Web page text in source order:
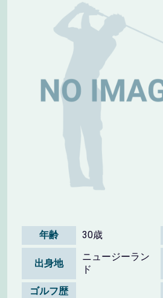
年齢 30歳
出身地
ニュージーラン
ド
ゴルフ歴